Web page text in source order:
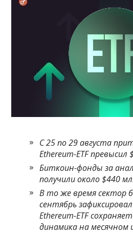
С 25 по 29 августа
Ethereum-ETF превысил
Биткоин-фонды за
получили около $440
В то же время сектор
сентябрь
Ethereum-ETF
динамика на месячном